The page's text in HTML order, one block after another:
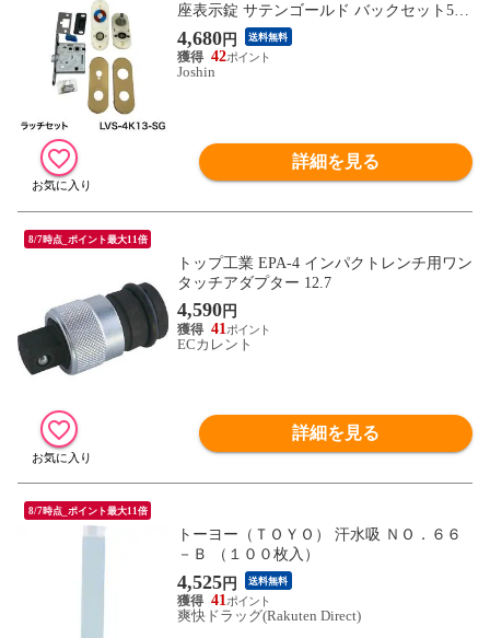
座表示錠 サテンゴールド バックセット51
mm LVS-4K13-SG 【返品種別B】
4,680円 送料無料
42
Joshin
詳細を見る
8/7時点_ポイント最大11倍
トップ工業 EPA-4 インパクトレンチ用ワン
タッチアダプター 12.7
4,590円
41
ECカレント
詳細を見る
8/7時点_ポイント最大11倍
トーヨー（ＴＯＹＯ） 汗水吸 ＮＯ．６６
－Ｂ （１００枚入）
4,525円 送料無料
41
爽快ドラッグ(Rakuten Direct)